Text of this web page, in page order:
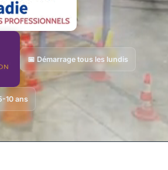
📅 Démarrage tous les lundis
10 ans